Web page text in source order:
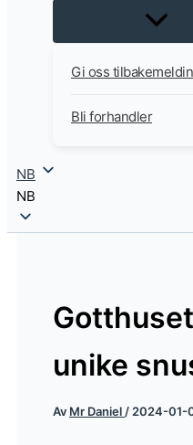
Gi oss
Bli forhandler
NB
NB
unike
Av Mr Daniel / 2024-01-